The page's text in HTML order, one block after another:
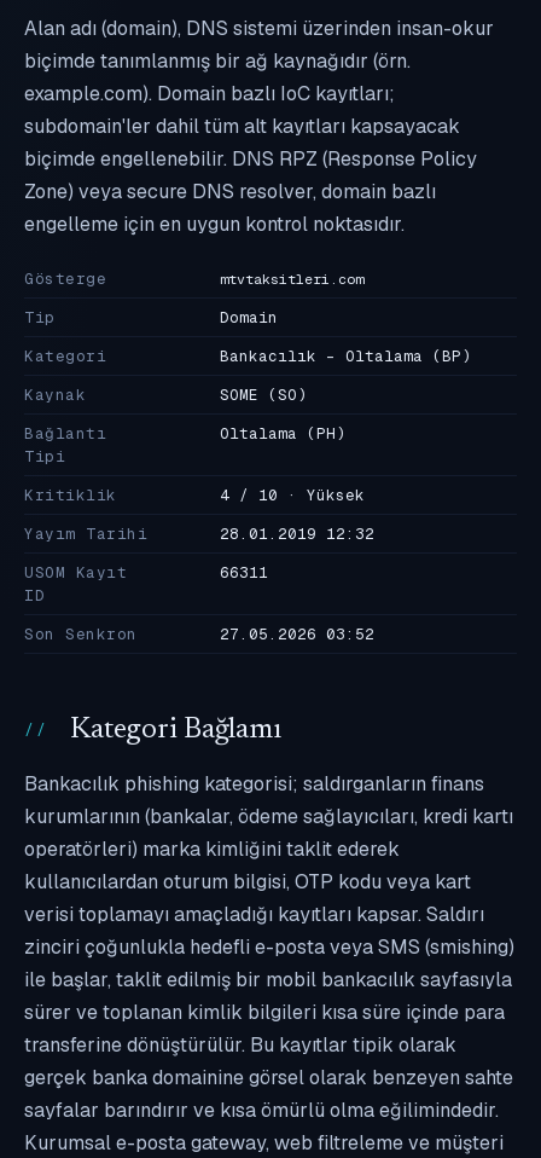
Alan adı (domain), DNS sistemi üzerinden insan-okur
biçimde tanımlanmış bir ağ kaynağıdır (örn.
example.com). Domain bazlı IoC kayıtları;
subdomain'ler dahil tüm alt kayıtları kapsayacak
biçimde engellenebilir. DNS RPZ (Response Policy
Zone) veya secure DNS resolver, domain bazlı
engelleme için en uygun kontrol noktasıdır.
Gösterge mtvtaksitleri.com
Tip
Domain
Kategori
Bankacılık - Oltalama (BP)
Kaynak
SOME (SO)
Bağlantı
Tipi
Oltalama (PH)
Kritiklik
4 / 10 · Yüksek
Yayım Tarihi
28.01.2019 12:32
USOM Kayıt
ID
66311
Son Senkron 27.05.2026 03:52
Kategori Bağlamı
Bankacılık phishing kategorisi; saldırganların finans
kurumlarının (bankalar, ödeme sağlayıcıları, kredi kartı
operatörleri) marka kimliğini taklit ederek
kullanıcılardan oturum bilgisi, OTP kodu veya kart
verisi toplamayı amaçladığı kayıtları kapsar. Saldırı
zinciri çoğunlukla hedefli e-posta veya SMS (smishing)
ile başlar, taklit edilmiş bir mobil bankacılık sayfasıyla
sürer ve toplanan kimlik bilgileri kısa süre içinde para
transferine dönüştürülür. Bu kayıtlar tipik olarak
gerçek banka domainine görsel olarak benzeyen sahte
sayfalar barındırır ve kısa ömürlü olma eğilimindedir.
Kurumsal e-posta gateway, web filtreleme ve müşteri